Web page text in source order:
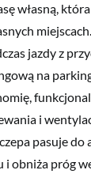
własną,
jazdy z
na
i
pasuje
i obniża próg